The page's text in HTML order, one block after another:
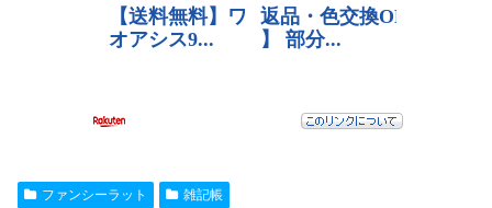
ファンシーラット 雑記帳